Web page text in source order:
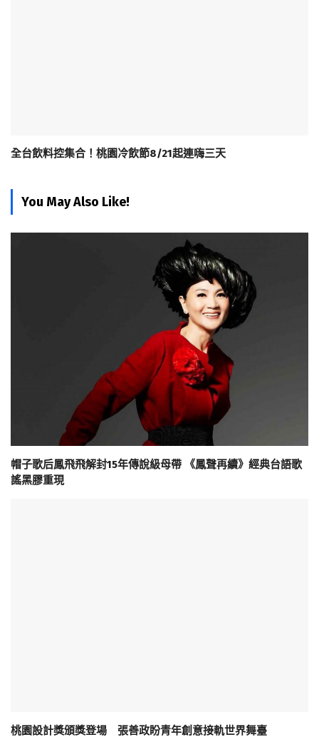
全台飲料控集合！桃園冷飲節8/21起連嗨三天
You May Also Like!
帽子歌后鳳飛飛解封15年傳說級母帶 《鳳聲再續》經典台語歌
謠黑膠重現
桃園設計獎頒獎登場 張善政盼青年創意接軌世界舞臺